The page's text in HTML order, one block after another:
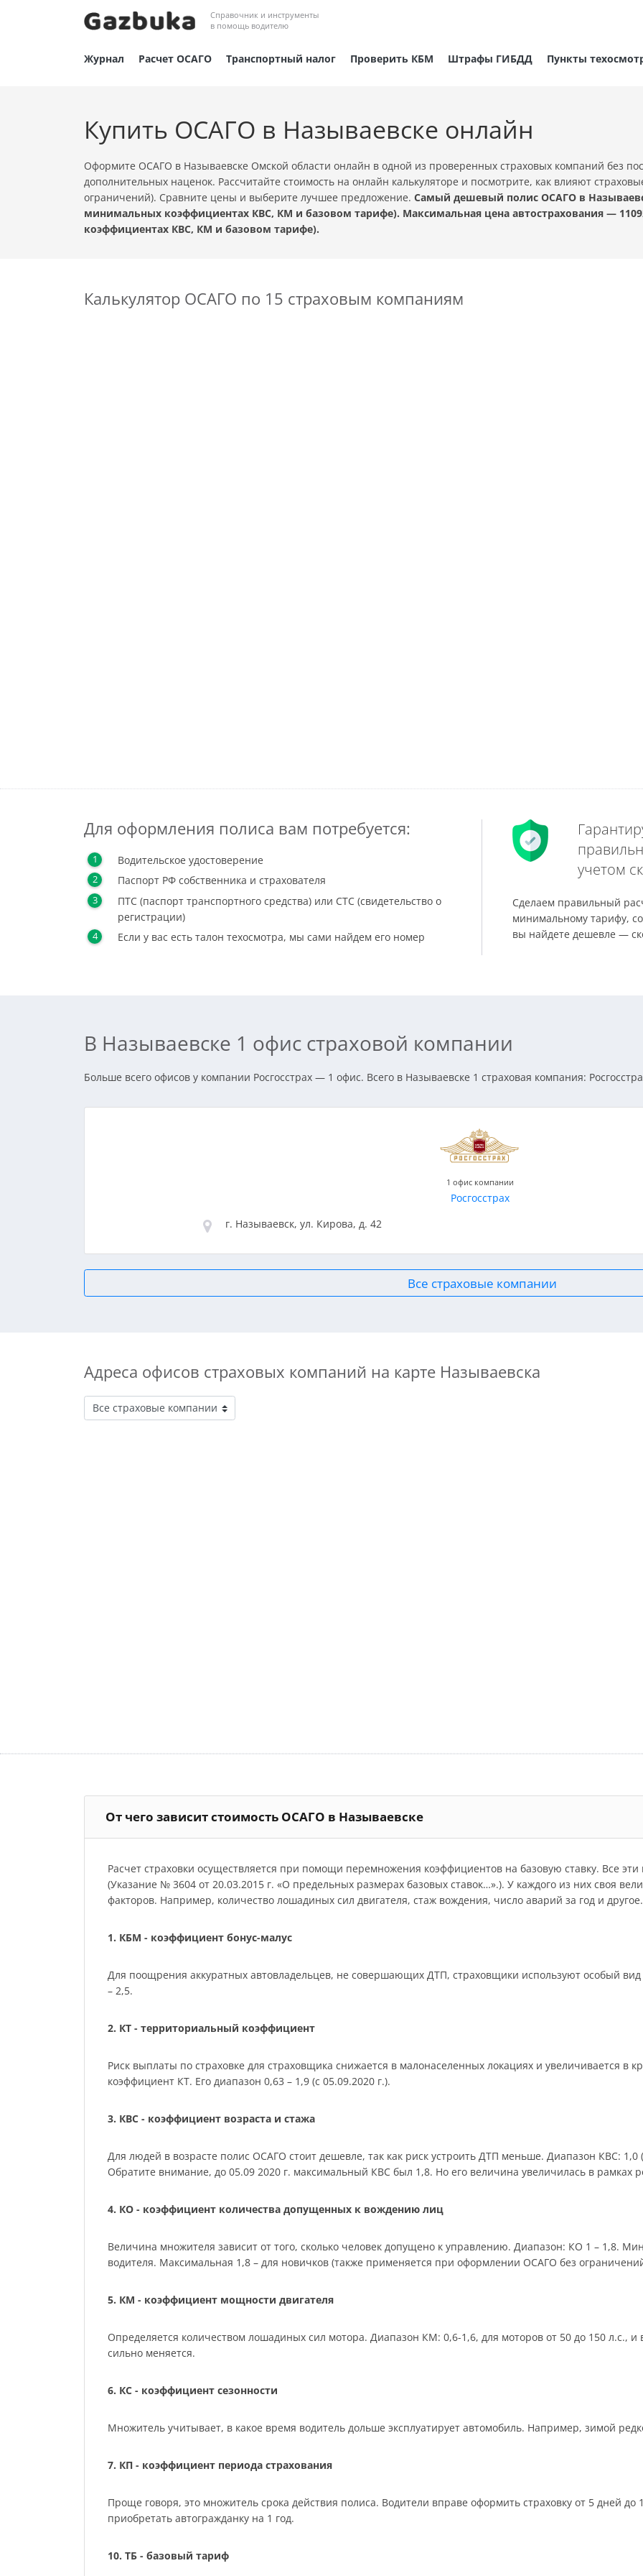
Справочник и инструменты
в помощь водителю
Журнал Расчет ОСАГО Транспортный налог Проверить КБМ Штрафы ГИБДД Пункты
Купить ОСАГО в Называевске онлайн
Оформите ОСАГО в Называевске Омской области онлайн в одной из проверенных страховых компаний без
дополнительных наценок. Рассчитайте стоимость на онлайн калькуляторе и посмотрите, как влияют
ограничений). Сравните цены и выберите лучшее предложение. Самый дешевый полис ОСАГО в
минимальных коэффициентах КВС, КМ и базовом тарифе). Максимальная цена автострахования —
коэффициентах КВС, КМ и базовом тарифе).
Калькулятор ОСАГО по 15 страховым компаниям
Для оформления полиса вам потребуется:
Водительское удостоверение
Паспорт РФ собственника и страхователя
ПТС (паспорт транспортного средства) или СТС (свидетельство о
регистрации)
Если у вас есть талон техосмотра, мы сами найдем его номер
учетом
Сделаем правильный
минимальному тарифу,
вы найдете дешевле —
В Называевске 1 офис страховой компании
Больше всего офисов у компании Росгосстрах — 1 офис. Всего в Называевске 1 страховая компания:
1 офис компании
Росгосстрах
г. Называевск, ул. Кирова, д. 42
Все страховые компании
Адреса офисов страховых компаний на карте Называевска
От чего зависит стоимость ОСАГО в Называевске
Расчет страховки осуществляется при помощи перемножения коэффициентов на базовую ставку. Все
(Указание № 3604 от 20.03.2015 г. «О предельных размерах базовых ставок…».). У каждого из них своя
факторов. Например, количество лошадиных сил двигателя, стаж вождения, число аварий за год и другое.
1. КБМ - коэффициент бонус-малус
Для поощрения аккуратных автовладельцев, не совершающих ДТП, страховщики используют особый
– 2,5.
2. КТ - территориальный коэффициент
Риск выплаты по страховке для страховщика снижается в малонаселенных локациях и увеличивается в
коэффициент КТ. Его диапазон 0,63 – 1,9 (с 05.09.2020 г.).
3. КВС - коэффициент возраста и стажа
Для людей в возрасте полис ОСАГО стоит дешевле, так как риск устроить ДТП меньше. Диапазон КВС: 1,0
Обратите внимание, до 05.09 2020 г. максимальный КВС был 1,8. Но его величина увеличилась в рамках
4. КО - коэффициент количества допущенных к вождению лиц
Величина множителя зависит от того, сколько человек допущено к управлению. Диапазон: КО 1 – 1,8.
водителя. Максимальная 1,8 – для новичков (также применяется при оформлении ОСАГО без
5. КМ - коэффициент мощности двигателя
Определяется количеством лошадиных сил мотора. Диапазон КМ: 0,6-1,6, для моторов от 50 до 150 л.с.,
сильно меняется.
6. КС - коэффициент сезонности
Множитель учитывает, в какое время водитель дольше эксплуатирует автомобиль. Например, зимой
7. КП - коэффициент периода страхования
Проще говоря, это множитель срока действия полиса. Водители вправе оформить страховку от 5 дней
приобретать автогражданку на 1 год.
10. ТБ - базовый тариф